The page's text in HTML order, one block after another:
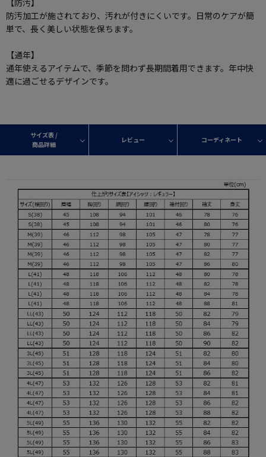
【防汚】
防汚加工が施されており、汚れが付きにくいです。日常のケアが簡
単で、長く美しい状態を保ちます。
【通年】
通年使えるアイテムで、季節を問わず長期間着用できます。年中快
適に過ごせるデザインです。
サイズ表 /
商品詳細
レビュー コーディネート